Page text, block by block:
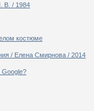
В. / 1984
костюме
/ Елена Смирнова / 2014
Google?